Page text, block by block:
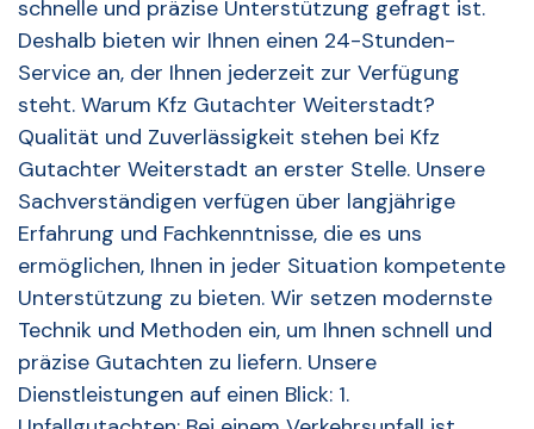
schnelle und präzise Unterstützung gefragt ist.
Deshalb bieten wir Ihnen einen 24-Stunden-
Service an, der Ihnen jederzeit zur Verfügung
steht. Warum Kfz Gutachter Weiterstadt?
Qualität und Zuverlässigkeit stehen bei Kfz
Gutachter Weiterstadt an erster Stelle. Unsere
Sachverständigen verfügen über langjährige
Erfahrung und Fachkenntnisse, die es uns
ermöglichen, Ihnen in jeder Situation kompetente
Unterstützung zu bieten. Wir setzen modernste
Technik und Methoden ein, um Ihnen schnell und
präzise Gutachten zu liefern. Unsere
Dienstleistungen auf einen Blick: 1.